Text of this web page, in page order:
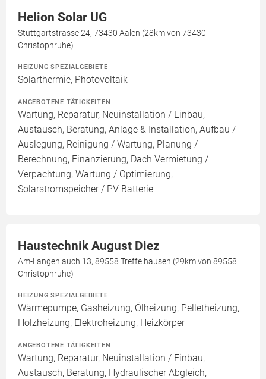
Helion Solar UG
Stuttgartstrasse 24, 73430 Aalen (28km von 73430
Christophruhe)
HEIZUNG SPEZIALGEBIETE
Solarthermie, Photovoltaik
ANGEBOTENE TÄTIGKEITEN
Wartung, Reparatur, Neuinstallation / Einbau,
Austausch, Beratung, Anlage & Installation, Aufbau /
Auslegung, Reinigung / Wartung, Planung /
Berechnung, Finanzierung, Dach Vermietung /
Verpachtung, Wartung / Optimierung,
Solarstromspeicher / PV Batterie
Haustechnik August Diez
Am-Langenlauch 13, 89558 Treffelhausen (29km von 89558
Christophruhe)
HEIZUNG SPEZIALGEBIETE
Wärmepumpe, Gasheizung, Ölheizung, Pelletheizung,
Holzheizung, Elektroheizung, Heizkörper
ANGEBOTENE TÄTIGKEITEN
Wartung, Reparatur, Neuinstallation / Einbau,
Austausch, Beratung, Hydraulischer Abgleich,